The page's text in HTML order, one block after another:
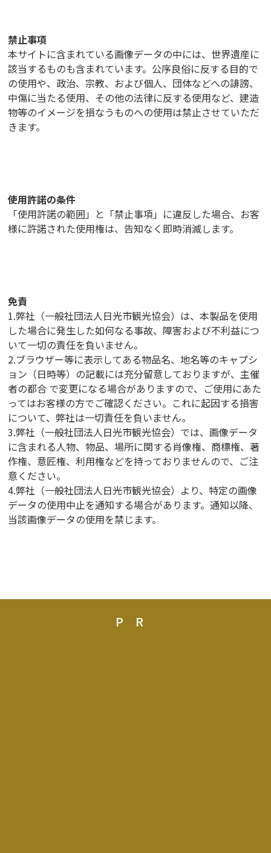
禁止事項
本サイトに含まれている画像データの中には、世界遺産に
該当するものも含まれています。公序良俗に反する目的で
の使用や、政治、宗教、および個人、団体などへの誹謗、
中傷に当たる使用、その他の法律に反する使用など、建造
物等のイメージを損なうものへの使用は禁止させていただ
きます。
使用許諾の条件
「使用許諾の範囲」と「禁止事項」に違反した場合、お客
様に許諾された使用権は、告知なく即時消滅します。
免責
1.弊社（一般社団法人日光市観光協会）は、本製品を使用
した場合に発生した如何なる事故、障害および不利益につ
いて一切の責任を負いません。
2.ブラウザー等に表示してある物品名、地名等のキャプシ
ョン（日時等）の記載には充分留意しておりますが、主催
者の都合 で変更になる場合がありますので、ご使用にあた
ってはお客様の方でご確認ください。これに起因する損害
について、弊社は一切責任を負いません。
3.弊社（一般社団法人日光市観光協会）では、画像データ
に含まれる人物、物品、場所に関する肖像権、商標権、著
作権、意匠権、利用権などを持っておりませんので、ご注
意ください。
4.弊社（一般社団法人日光市観光協会）より、特定の画像
データの使用中止を通知する場合があります。通知以降、
当該画像データの使用を禁じます。
PR